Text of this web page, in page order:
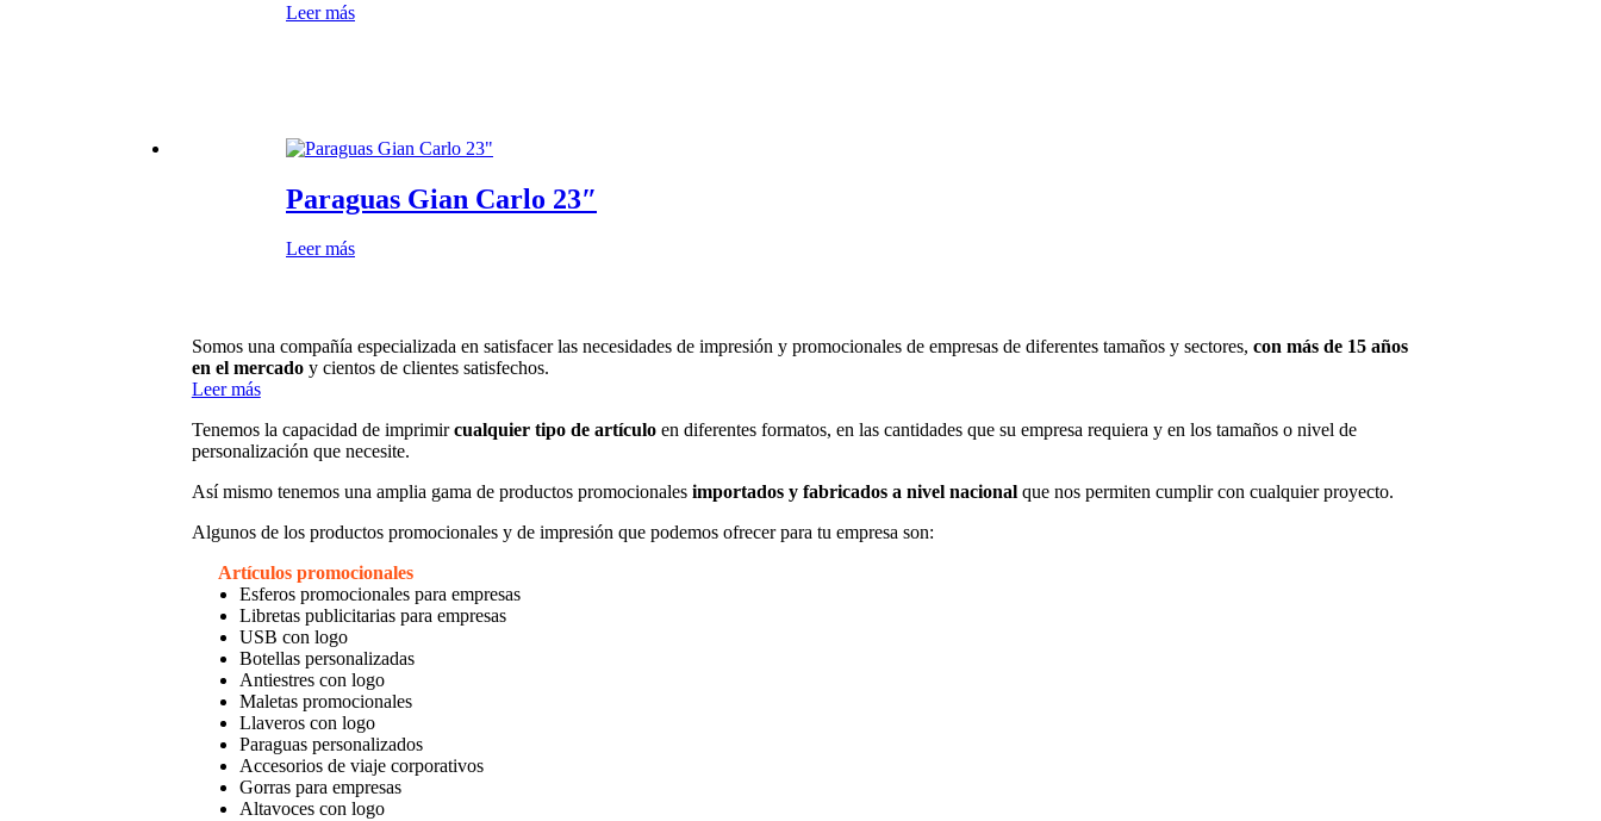
Leer más
Paraguas Gian Carlo 23″
Leer más
Somos una compañía especializada en satisfacer las necesidades de impresión y promocionales de empresas de diferentes tamaños y sectores, con más de 15 años
en el mercadoy cientos de clientes satisfechos.
Leer más
Tenemos la capacidad de imprimircualquier tipo de artículoen diferentes formatos, en las cantidades que su empresa requiera y en los tamaños o nivel de
personalización que necesite.
Así mismo tenemos una amplia gama de productos promocionales importados y fabricados a nivel nacionalque nos permiten cumplir con cualquier proyecto.
Algunos de los productos promocionales y de impresión que podemos ofrecer para tu empresa son:
Artículos promocionales
Esferos promocionales para empresas
Libretas publicitarias para empresas
USB con logo
Botellas personalizadas
Antiestres con logo
Maletas promocionales
Llaveros con logo
Paraguas personalizados
Accesorios de viaje corporativos
Gorras para empresas
Altavoces con logo